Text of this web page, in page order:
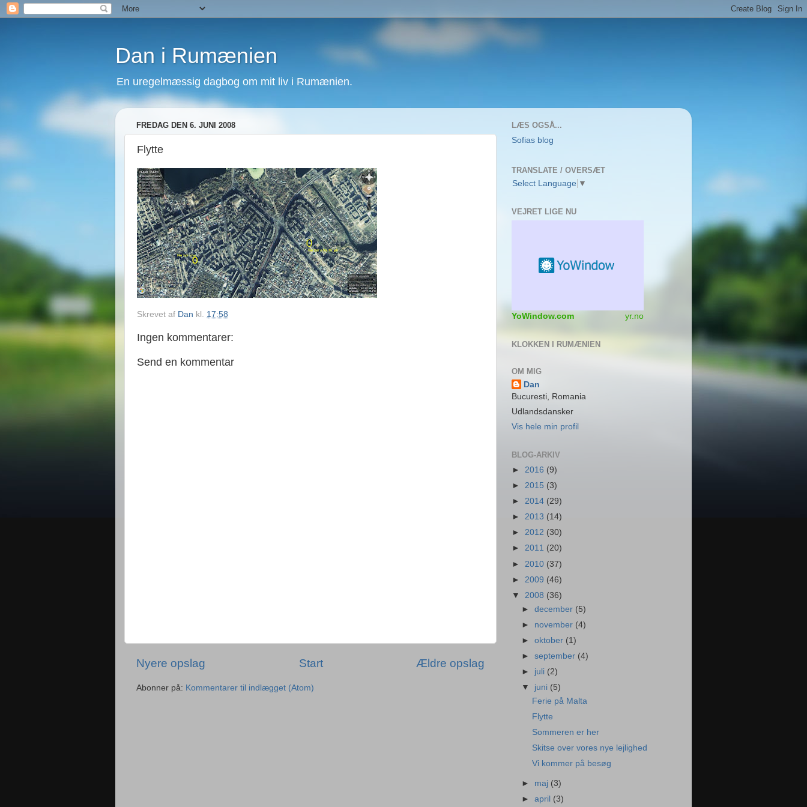
Dan i Rumænien
En uregelmæssig dagbog om mit liv i Rumænien.
FREDAG DEN 6. JUNI 2008
Flytte
Skrevet af Dan kl. 17:58
Ingen kommentarer:
Send en kommentar
Nyere opslag Ældre opslag
Start
Abonner på: Kommentarer til indlægget (Atom)
LÆS OGSÅ...
Sofias blog
TRANSLATE / OVERSÆT
Select Language ▼
VEJRET LIGE NU
YoWindow.com yr.no
KLOKKEN I RUMÆNIEN
OM MIG
Dan
Bucuresti, Romania
Udlandsdansker
Vis hele min profil
BLOG-ARKIV
► 2016 (9)
► 2015 (3)
► 2014 (29)
► 2013 (14)
► 2012 (30)
► 2011 (20)
► 2010 (37)
► 2009 (46)
▼ 2008 (36)
►december (5)
► november (4)
►oktober (1)
►september (4)
► juli (2)
▼ juni (5)
Ferie på Malta
Flytte
Sommeren er her
Skitse over vores nye lejlighed
Vi kommer på besøg
► maj (3)
►april (3)